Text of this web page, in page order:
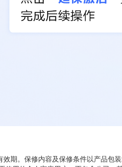
期。保修内容及保修条件以产品包装